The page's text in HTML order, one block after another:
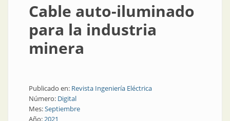
Cable auto-iluminado
para la industria
minera
Publicado en: Revista Ingeniería Eléctrica
Número: Digital
Mes:Septiembre
Año:2021